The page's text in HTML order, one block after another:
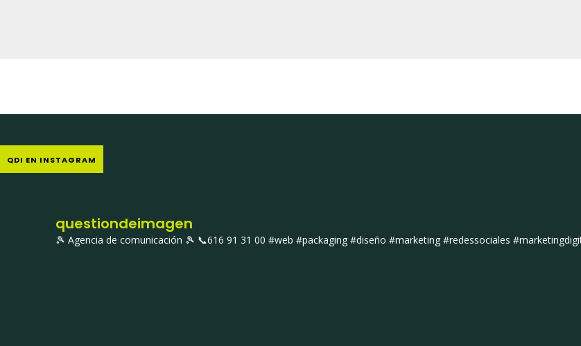
QDI EN INSTAGRAM
questiondeimagen
🎾 Agencia de comunicación 🎾 📞616 91 31 00 #web #packaging #diseño #marketing #redessociales